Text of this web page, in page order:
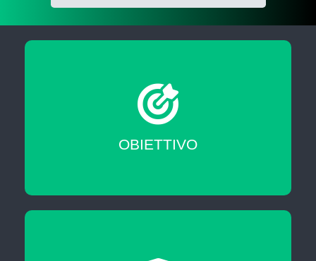
OBIETTIVO
Migliorare le tue skill professionali